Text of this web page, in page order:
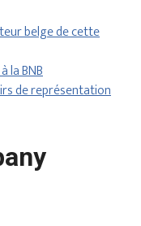
belge de cette
la BNB
de représentation